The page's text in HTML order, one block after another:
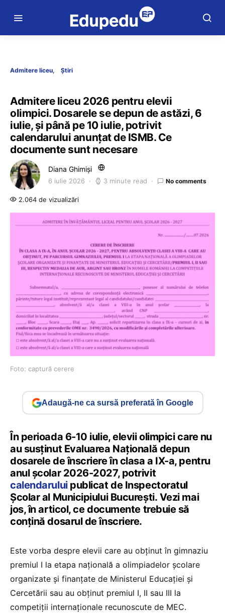
Admitere liceu Știri
Admitere liceu 2026 pentru elevii
olimpici. Dosarele se depun de astăzi, 6
iulie, și până pe 10 iulie, potrivit
calendarului anunțat de ISMB. Ce
documente sunt necesare
Diana Ghimiși
6 iulie 2026 3 minute read No comments
2.064 de vizualizări
Foto: captură cerere
Adaugă-ne ca sursă preferată în Google
În perioada 6-10 iulie, elevii olimpici care nu
au susținut Evaluarea Națională depun
dosarele de înscriere în clasa a IX-a, pentru
anul școlar 2026-2027, potrivit
calendaruluipublicat de Inspectoratul
Școlar al Municipiului București. Vezi mai
jos, în articol, ce documente trebuie să
conțină dosarul de înscriere.
Este vorba despre elevii care au obținut în gimnaziu
premiul I la etapa națională a olimpiadelor școlare
organizate și finanțate de Ministerul Educației și
Cercetării sau au obținut premiul I, II sau III la
competiții internaționale recunoscute de MEC.